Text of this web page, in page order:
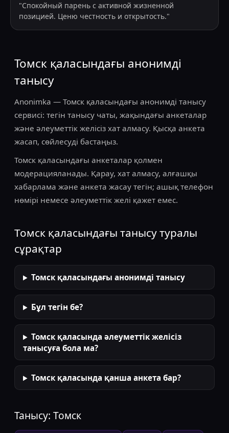
"Спокойный парень с активной жизненной
позицией. Ценю честность и открытость."
Томск қаласындағы анонимді
танысу
Anonimka — Томск қаласындағы анонимді танысу
сервисі: тегін танысу чаты, жақындағы анкеталар
және әлеуметтік желісіз хат алмасу. Қысқа анкета
жасап, сөйлесуді бастаңыз.
Томск қаласындағы анкеталар қолмен
модерацияланады. Қарау, хат алмасу, алғашқы
хабарлама және анкета жасау тегін; ашық телефон
нөмірі немесе әлеуметтік желі қажет емес.
Томск қаласындағы танысу туралы
сұрақтар
Томск қаласындағы анонимді танысу
Бұл тегін бе?
Томск қаласында әлеуметтік желісіз
танысуға бола ма?
Томск қаласында қанша анкета бар?
Танысу: Томск